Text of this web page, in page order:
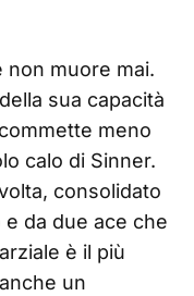
non muore mai.
sua capacità
meno
calo di Sinner.
consolidato
da due ace che
è il più
un